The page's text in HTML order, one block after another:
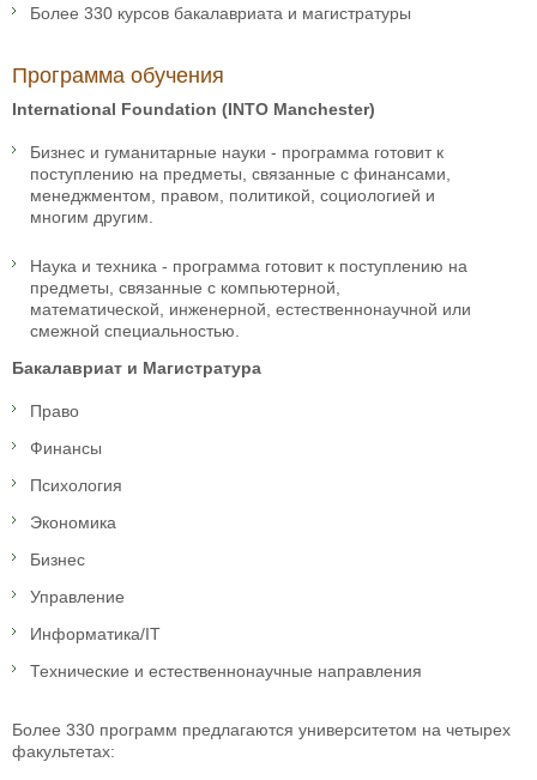
Более 330 курсов бакалавриата и магистратуры
Программа обучения
International Foundation (INTO Manchester)
Бизнес и гуманитарные науки - программа готовит к
поступлению на предметы, связанные с финансами,
менеджментом, правом, политикой, социологией и
многим другим.
Наука и техника - программа готовит к поступлению на
предметы, связанные с компьютерной,
математической, инженерной, естественнонаучной или
смежной специальностью.
Бакалавриат и Магистратура
Право
Финансы
Психология
Экономика
Бизнес
Управление
Информатика/IT
Технические и естественнонаучные направления
Более 330 программ предлагаются университетом на четырех
факультетах: